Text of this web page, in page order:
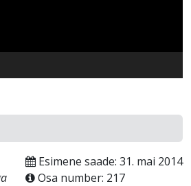
Esimene saade: 31. mai 2014
Osa number: 217